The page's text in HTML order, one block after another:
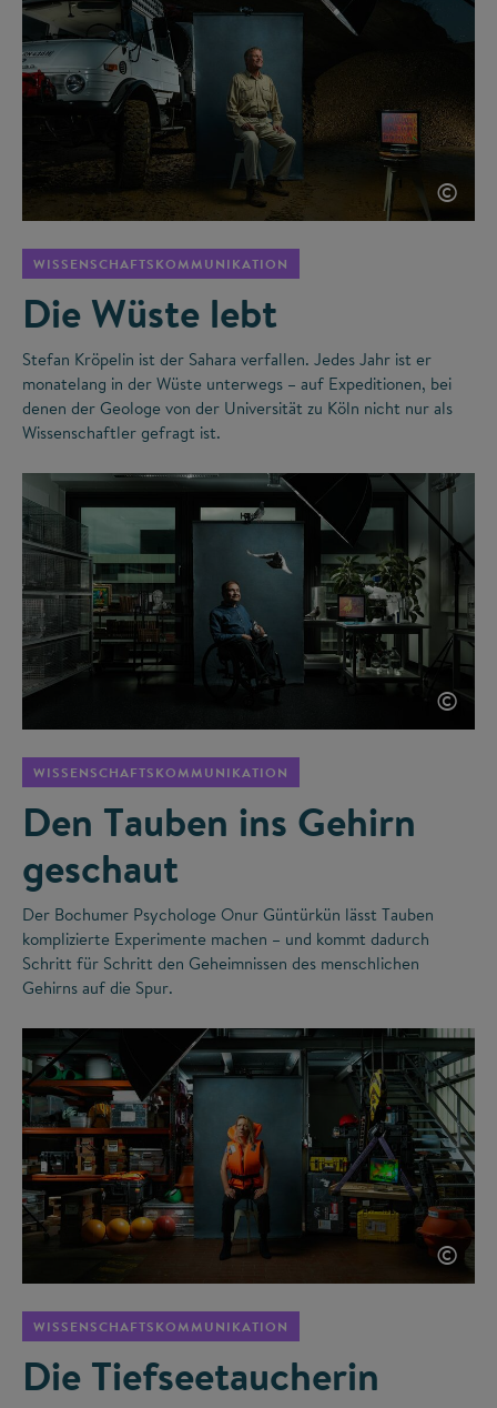
©
WISSENSCHAFTSKOMMUNIKATION
Die Wüste lebt
Stefan Kröpelin ist der Sahara verfallen. Jedes Jahr ist er
monatelang in der Wüste unterwegs – auf Expeditionen, bei
denen der Geologe von der Universität zu Köln nicht nur als
Wissenschaftler gefragt ist.
©
WISSENSCHAFTSKOMMUNIKATION
Den Tauben ins Gehirn
geschaut
Der Bochumer Psychologe Onur Güntürkün lässt Tauben
komplizierte Experimente machen – und kommt dadurch
Schritt für Schritt den Geheimnissen des menschlichen
Gehirns auf die Spur.
©
WISSENSCHAFTSKOMMUNIKATION
Die Tiefseetaucherin